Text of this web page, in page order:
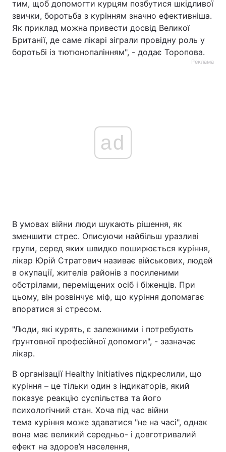
тим, щоб допомогти курцям позбутися шкідливої
звички, боротьба з курінням значно ефективніша.
Як приклад можна привести досвід Великої
Британії, де саме лікарі зіграли провідну роль у
боротьбі із тютюнопалінням", - додає Торопова.
Реклама
ad
В умовах війни люди шукають рішення, як
зменшити стрес. Описуючи найбільш уразливі
групи, серед яких швидко поширюється куріння,
лікар Юрій Стратович називає військових, людей
в окупації, жителів районів з посиленими
обстрілами, переміщених осіб і біженців. При
цьому, він розвінчує міф, що куріння допомагає
впоратися зі стресом.
"Люди, які курять, є залежними і потребують
ґрунтовної професійної допомоги", - зазначає
лікар.
В організації Healthy Initiatives підкреслили, що
куріння – це тільки один з індикаторів, який
показує реакцію суспільства та його
психологічний стан. Хоча під час війни
тема куріння може здаватися "не на часі", однак
вона має великий середньо- і довготривалий
ефект на здоров’я населення,